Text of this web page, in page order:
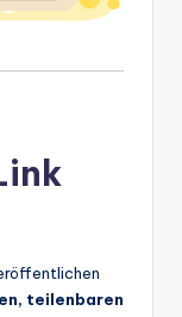
teilenbaren